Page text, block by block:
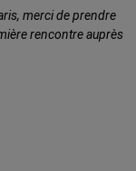
merci de prendre
rencontre auprès